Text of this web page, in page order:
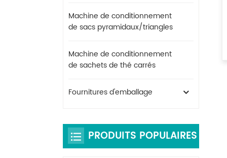
Machine de conditionnement
de sacs pyramidaux/triangles
Machine de conditionnement
de sachets de thé carrés
Fournitures d'emballage
PRODUITS POPULAIRES